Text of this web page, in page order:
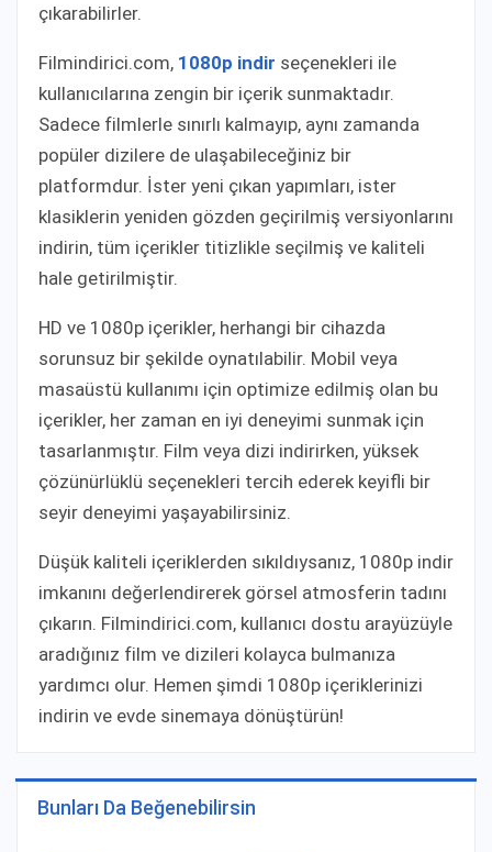
çıkarabilirler.
Filmindirici.com, 1080p indir seçenekleri ile
kullanıcılarına zengin bir içerik sunmaktadır.
Sadece filmlerle sınırlı kalmayıp, aynı zamanda
popüler dizilere de ulaşabileceğiniz bir
platformdur. İster yeni çıkan yapımları, ister
klasiklerin yeniden gözden geçirilmiş versiyonlarını
indirin, tüm içerikler titizlikle seçilmiş ve kaliteli
hale getirilmiştir.
HD ve 1080p içerikler, herhangi bir cihazda
sorunsuz bir şekilde oynatılabilir. Mobil veya
masaüstü kullanımı için optimize edilmiş olan bu
içerikler, her zaman en iyi deneyimi sunmak için
tasarlanmıştır. Film veya dizi indirirken, yüksek
çözünürlüklü seçenekleri tercih ederek keyifli bir
seyir deneyimi yaşayabilirsiniz.
Düşük kaliteli içeriklerden sıkıldıysanız, 1080p indir
imkanını değerlendirerek görsel atmosferin tadını
çıkarın. Filmindirici.com, kullanıcı dostu arayüzüyle
aradığınız film ve dizileri kolayca bulmanıza
yardımcı olur. Hemen şimdi 1080p içeriklerinizi
indirin ve evde sinemaya dönüştürün!
Bunları Da Beğenebilirsin